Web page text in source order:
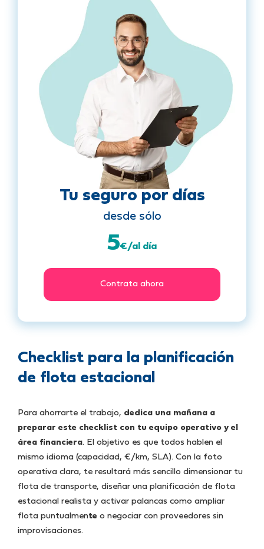
Tu seguro por días
desde sólo
5€/al día
Contrata ahora
Checklist para la planificación
de flota estacional
Para ahorrarte el trabajo, dedica una mañana a
preparar este checklist con tu equipo operativo y el
área financiera. El objetivo es que todos hablen el
mismo idioma (capacidad, €/km, SLA). Con la foto
operativa clara, te resultará más sencillo dimensionar tu
flota de transporte, diseñar una planificación de flota
estacional realista y activar palancas como ampliar
flota puntualmente o negociar con proveedores sin
improvisaciones.